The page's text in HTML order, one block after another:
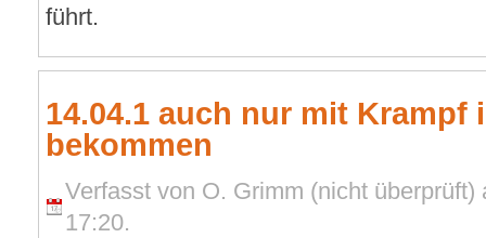
führt.
14.04.1 auch nur mit Krampf
bekommen
Verfasst von O. Grimm (nicht überprüft)
17:20.